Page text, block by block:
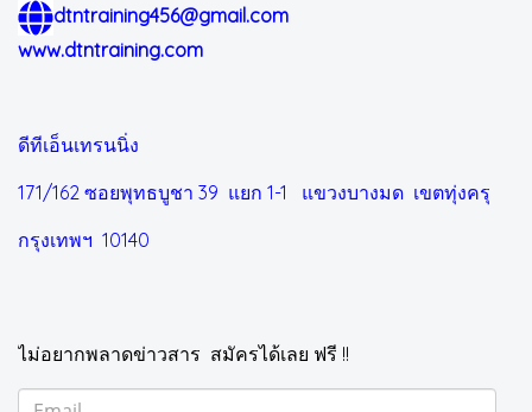
dtntraining456@gmail.com
www.dtntraining.com
ดีทีเอ็นเทรนนิ่ง
171/162 ซอยพุทธบูชา 39 แยก 1-1 แขวงบางมด เขตทุ่งครุ
กรุงเทพฯ 10140
ไม่อยากพลาดข่าวสาร สมัครได้เลย ฟรี !!